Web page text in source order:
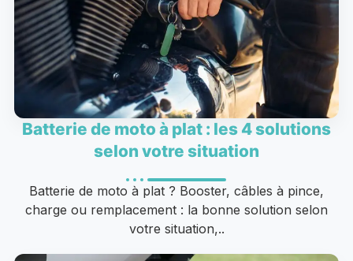
Batterie de moto à plat : les 4 solutions
selon votre situation
Batterie de moto à plat ? Booster, câbles à pince,
charge ou remplacement : la bonne solution selon
votre situation,..